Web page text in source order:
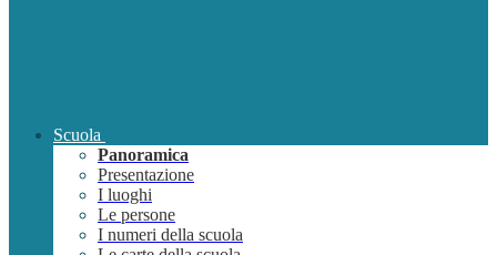
Scuola
Panoramica
Presentazione
I luoghi
Le persone
I numeri della scuola